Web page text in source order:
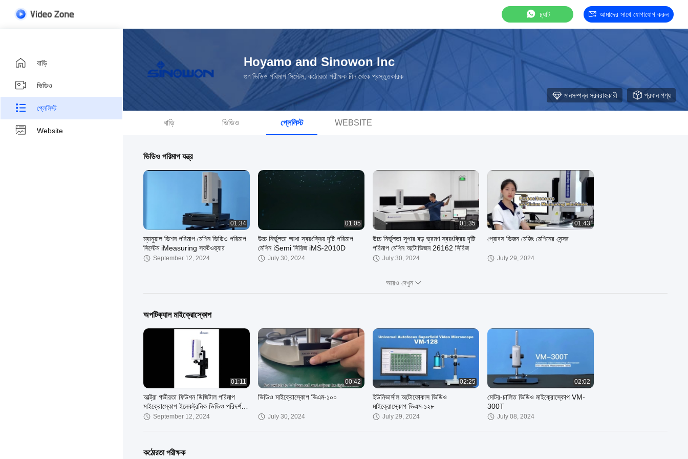
চ্যাট আমাদের সাথে যোগাযোগ করুন
বাড়ি
ভিডিও
প্লেলিস্ট
Website
Hoyamo and Sinowon Inc
গুণ ভিডিও পরিমাপ সিস্টেম, কঠোরতা পরীক্ষক চীন থেকে প্রস্তুতকারক
মানসম্পন্ন সরবরাহকারী প্রধান পণ্য
বাড়ি ভিডিও প্লেলিস্ট WEBSITE
ভিডিও পরিমাপ যন্ত্র
01:34
ম্যানুয়াল ভিশন পরিমাপ মেশিন ভিডিও পরিমাপ
সিস্টেম iMeasuring সফটওয়্যার
September 12, 2024
01:05
উচ্চ নির্ভুলতা আধা স্বয়ংক্রিয় দৃষ্টি পরিমাপ
মেশিন iSemi সিরিজ iMS-2010D
July 30, 2024
01:35
উচ্চ নির্ভুলতা সুপার বড় ভ্রমণ স্বয়ংক্রিয় দৃষ্টি
পরিমাপ মেশিন অটোভিজন 26162 সিরিজ
July 30, 2024
01:43
প্রোবস ভিজন মেজিং মেশিনের সেন্সর
July 29, 2024
01:58
উচ্চ নির্ভুলতা ক্যান্টিলিভার স্বয়ংক্রিয় দৃষ্টি
পরিমাপ মেশিন MVS-432 সিরিজ
01:42
ইনস্ট্যান্ট ভিজন সিস্টেম IVS-202 সিরিজ
July 29, 2024
01:34
সেমি-অটোমেটিক ভিডিও মিটারিং সিস্টেম
VMS-4030C
July 29, 2024
01:03
মেশিন Haquina 454Plus
July 09, 2024
00:57
মেজারিং মেশিন AutoVision432 সিরিজ
00:53
আরও দেখুন
অপটিক্যাল মাইক্রোস্কোপ
01:11
আল্ট্রা গভীরতা ফিউশন ডিজিটাল পরিমাপ
মাইক্রোস্কোপ ইলেকট্রনিক ভিডিও পরিদর্শন
মাইক্রোস্কোপ
September 12, 2024
00:42
ভিডিও মাইক্রোস্কোপ ভিএম-১০০
July 30, 2024
02:25
ইউনিভার্সাল অটোফোকাস ভিডিও
মাইক্রোস্কোপ ভিএম-১২৮
July 29, 2024
02:02
মোটর-চালিত ভিডিও মাইক্রোস্কোপ VM-
300T
July 08, 2024
কঠোরতা পরীক্ষক